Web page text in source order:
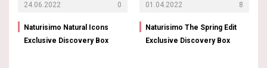
24.06.2022 0
Naturisimo Natural Icons
Exclusive Discovery Box
01.04.2022 8
Naturisimo The Spring Edit
Exclusive Discovery Box